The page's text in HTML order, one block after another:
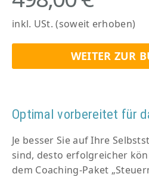
inkl. USt. (soweit erhoben)
WEITER ZUR
Optimal vorbereitet für
Je besser Sie auf Ihre
sind, desto erfolgreicher
dem Coaching-Paket